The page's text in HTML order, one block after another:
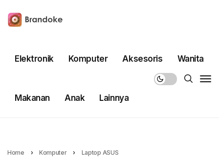
Elektronik Komputer Aksesoris Wanita
Makanan Anak Lainnya
Home › Komputer › Laptop ASUS